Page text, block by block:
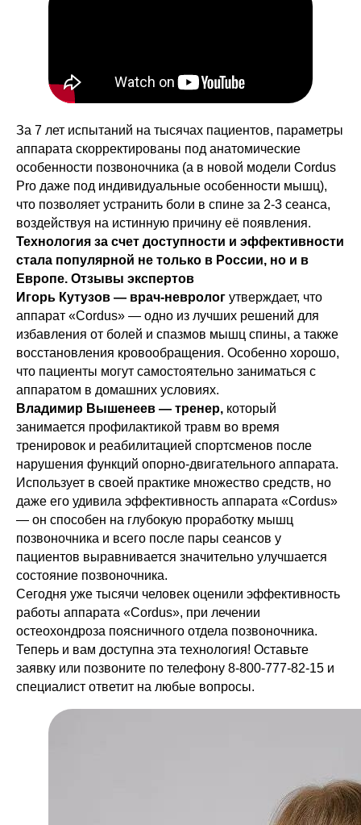
За 7 лет испытаний на тысячах пациентов, параметры
аппарата скорректированы под анатомические
особенности позвоночника (а в новой модели Cordus
Pro даже под индивидуальные особенности мышц),
что позволяет устранить боли в спине за 2-3 сеанса,
воздействуя на истинную причину её появления.
Технология за счет доступности и эффективности
стала популярной не только в России, но и в
Европе. Отзывы экспертов
Игорь Кутузов — врач-невролог утверждает, что
аппарат «Cordus» — одно из лучших решений для
избавления от болей и спазмов мышц спины, а также
восстановления кровообращения. Особенно хорошо,
что пациенты могут самостоятельно заниматься с
аппаратом в домашних условиях.
Владимир Вышенеев — тренер, который
занимается профилактикой травм во время
тренировок и реабилитацией спортсменов после
нарушения функций опорно-двигательного аппарата.
Использует в своей практике множество средств, но
даже его удивила эффективность аппарата «Cordus»
— он способен на глубокую проработку мышц
позвоночника и всего после пары сеансов у
пациентов выравнивается значительно улучшается
состояние позвоночника.
Сегодня уже тысячи человек оценили эффективность
работы аппарата «Cordus», при лечении
остеохондроза поясничного отдела позвоночника.
Теперь и вам доступна эта технология! Оставьте
заявку или позвоните по телефону 8-800-777-82-15 и
специалист ответит на любые вопросы.
Команда
Торговые марки Cordus, Sacrus,
Cordus+Sacrus принадлежат
ООО НЕЙРОТЕХНОЛОДЖИ © 2026
Методика и статьи
О компании
Возврат и доставка
Публичная оферта
Видеоинструкции
Сайт использует файлы cookies и
сервисы сбора технических данных его
посетителей. Продолжая использовать
сервис, вы соглашаетесь с условиями
обработки персональных данных.